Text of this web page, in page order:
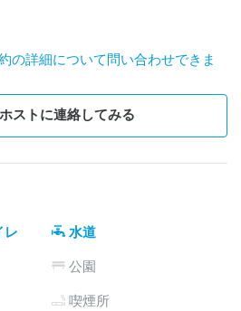
ー等の高出力家電は使用できませ
台ならではの不便さを「贅沢」と
縁を楽しみにしております。
elevation in Takaoka, this site
a quiet atmosphere. Closed from
to snow.
Facilities include a 24-hour
a 10-minute drive away.
We look forward to hosting
の詳細について問い合わせできま
ストに連絡してみる
レ 水道
公園
喫煙所